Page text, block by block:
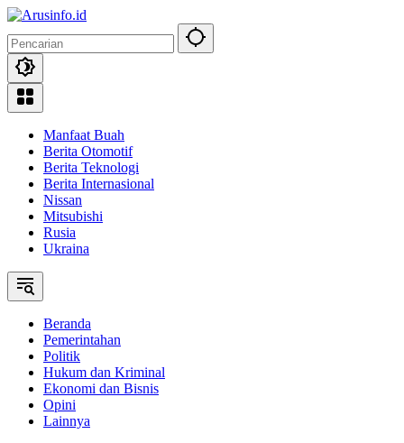
Langsung
konten
Manfaat Buah
Berita Otomotif
Berita Teknologi
Berita Internasional
Nissan
Mitsubishi
Rusia
Ukraina
Beranda
Pemerintahan
Politik
Hukum dan Kriminal
Ekonomi dan Bisnis
Opini
Lainnya